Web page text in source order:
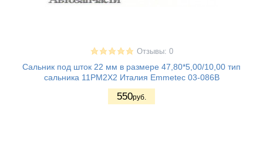
Отзывы: 0
Сальник под шток 22 мм в размере 47,80*5,00/10,00 тип
сальника 11PM2X2 Италия Emmetec 03-086B
550руб.